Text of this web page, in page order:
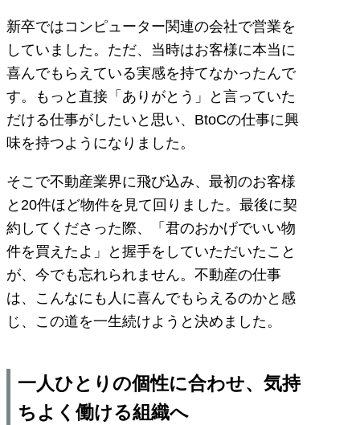
新卒ではコンピューター関連の会社で営業を
していました。ただ、当時はお客様に本当に
喜んでもらえている実感を持てなかったんで
す。もっと直接「ありがとう」と言っていた
だける仕事がしたいと思い、BtoCの仕事に興
味を持つようになりました。
そこで不動産業界に飛び込み、最初のお客様
と20件ほど物件を見て回りました。最後に契
約してくださった際、「君のおかげでいい物
件を買えたよ」と握手をしていただいたこと
が、今でも忘れられません。不動産の仕事
は、こんなにも人に喜んでもらえるのかと感
じ、この道を一生続けようと決めました。
一人ひとりの個性に合わせ、気持
ちよく働ける組織へ